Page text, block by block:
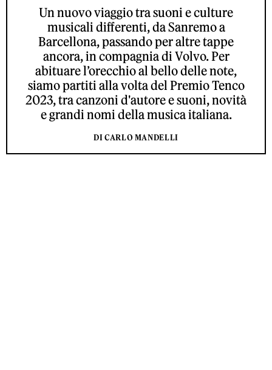
Un nuovo viaggio tra suoni e culture
musicali differenti, da Sanremo a
Barcellona, passando per altre tappe
ancora, in compagnia di Volvo. Per
abituare l’orecchio al bello delle note,
siamo partiti alla volta del Premio Tenco
2023, tra canzoni d'autore e suoni, novità
e grandi nomi della musica italiana.
DI CARLO MANDELLI